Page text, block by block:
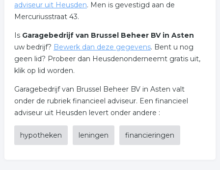
adviseur uit Heusden. Men is gevestigd aan de
Mercuriusstraat 43.
Is Garagebedrijf van Brussel Beheer BV in Asten
uw bedrijf? Bewerk dan deze gegevens. Bent u nog
geen lid? Probeer dan Heusdenonderneemt gratis uit,
klik op lid worden.
Garagebedrijf van Brussel Beheer BV in Asten valt
onder de rubriek financieel adviseur. Een financieel
adviseur uit Heusden levert onder andere :
hypotheken leningen financieringen